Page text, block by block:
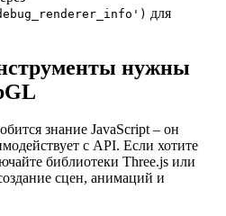
для
нужны
знание JavaScript – он
с API. Если хотите
библиотеки Three.js или
сцен, анимаций и